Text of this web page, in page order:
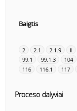
Baigtis
2 2.1 2.1.9 II
99.1
99.1.3 104
116
116.1 117
Proceso dalyviai